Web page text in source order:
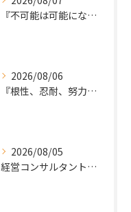
『不可能は可能になる』
2026/08/06
『根性、忍耐、努力という言葉は死語なのか』
2026/08/05
経営コンサルタントのモーちゃん・毛利京申です。